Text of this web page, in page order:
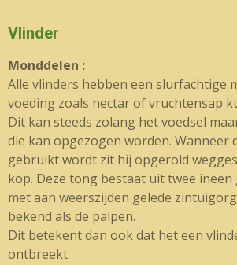
Vlinder
Monddelen :
Alle vlinders hebben een slurfachtige
voeding zoals nectar of vruchtensap
Dit kan steeds zolang het voedsel
die kan opgezogen worden. Wanneer
gebruikt wordt zit hij opgerold
kop. Deze tong bestaat uit twee
met aan weerszijden gelede
bekend als de palpen.
Dit betekent dan ook dat het een
ontbreekt.